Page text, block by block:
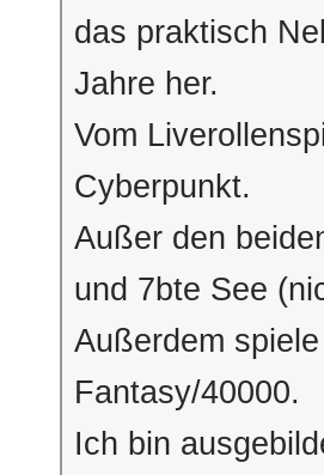
das praktisch
Jahre her.
Vom
Cyberpunkt.
Außer den
und 7bte See
Außerdem
Fantasy/40000.
Ich bin